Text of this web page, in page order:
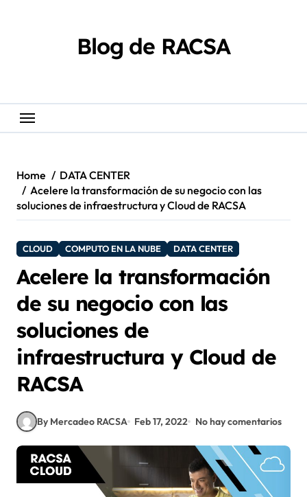
Blog de RACSA
Home
DATA CENTER
Acelere la transformación de su negocio con las
soluciones de infraestructura y Cloud de RACSA
CLOUD COMPUTO EN LA NUBE DATA CENTER
Acelere la transformación
de su negocio con las
soluciones de
infraestructura y Cloud de
RACSA
By Mercadeo RACSA Feb 17, 2022 No hay comentarios